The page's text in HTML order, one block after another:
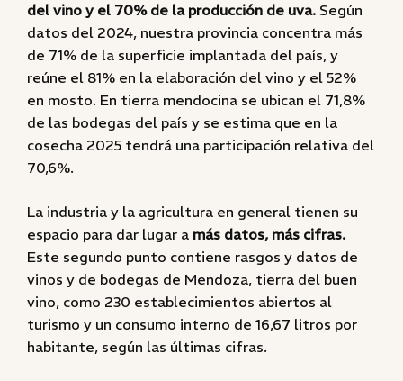
del vino y el 70% de la producción de uva. Según
datos del 2024, nuestra provincia concentra más
de 71% de la superficie implantada del país, y
reúne el 81% en la elaboración del vino y el 52%
en mosto. En tierra mendocina se ubican el 71,8%
de las bodegas del país y se estima que en la
cosecha 2025 tendrá una participación relativa del
70,6%.
La industria y la agricultura en general tienen su
espacio para dar lugar a más datos, más cifras.
Este segundo punto contiene rasgos y datos de
vinos y de bodegas de Mendoza, tierra del buen
vino, como 230 establecimientos abiertos al
turismo y un consumo interno de 16,67 litros por
habitante, según las últimas cifras.